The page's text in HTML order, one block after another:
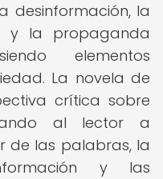
desinformación, la
y la propaganda
elementos
La novela de
crítica sobre
al lector a
de las palabras, la
y las